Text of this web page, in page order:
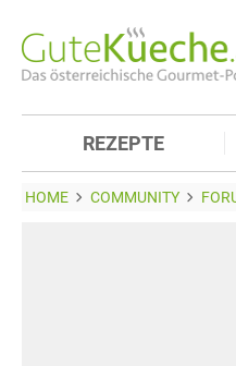
REZEPTE
HOME COMMUNITY